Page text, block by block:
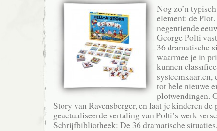
Nog zo’n
element: de
negentiende
George Polti
36 dramatische
waarmee je in
kunnen
systeemkaarten,
tot hele nieuwe
plotwendingen.
Story van Ravensberger, en laat je kinderen
geactualiseerde vertaling van Polti’s werk
Schrijfbibliotheek: De 36 dramatische